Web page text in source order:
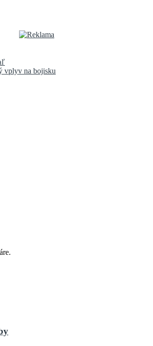
vplyv na bojisku